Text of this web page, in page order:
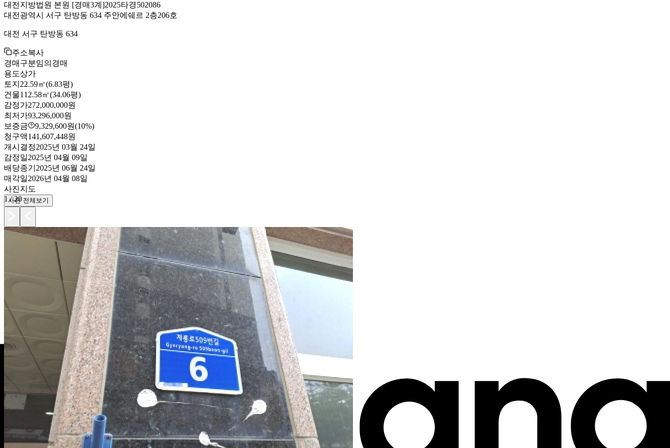
대전지방법원 본원 [경매3계]2025타경502086
대전광역시 서구 탄방동 634 주안에쉐르 2층206호
대전 서구 탄방동 634
주소복사
경매구분임의경매
용도상가
토지 22.59㎡(6.83평)
건물112.58㎡(34.06평)
감정가272,000,000원
최저가93,296,000원
보증금
9,329,600원(10%)
청구액141,607,448원
개시결정2025년 03월 24일
감정일2025년 04월 09일
배당종기 2025년 06월 24일
매각일2026년 04월 08일
사진지도
1 /20
사진 전체보기